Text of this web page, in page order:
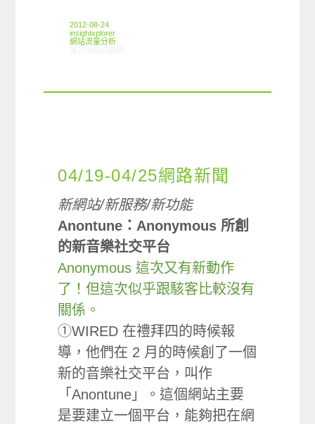
2012-08-24
insightxplorer
網站流量分析
04/19-04/25網路新聞
新網站/新服務/新功能
Anontune：Anonymous 所創
的新音樂社交平台
Anonymous 這次又有新動作
了！但這次似乎跟駭客比較沒有
關係。
①WIRED 在禮拜四的時候報
導，他們在 2 月的時候創了一個
新的音樂社交平台，叫作
「Anontune」。這個網站主要
是要建立一個平台，能夠把在網